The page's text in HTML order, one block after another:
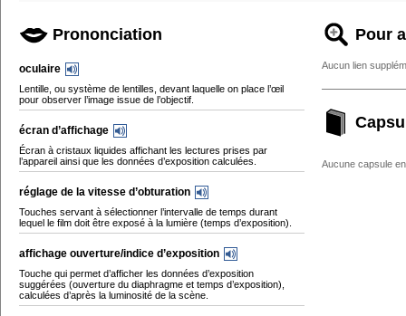
Prononciation
oculaire
Lentille, ou système de lentilles, devant laquelle on place l’œil
pour observer l’image issue de l’objectif.
écran d’affichage
Écran à cristaux liquides affichant les lectures prises par
l’appareil ainsi que les données d’exposition calculées.
réglage de la vitesse d’obturation
Touches servant à sélectionner l’intervalle de temps durant
lequel le film doit être exposé à la lumière (temps d’exposition).
affichage ouverture/indice d’exposition
Touche qui permet d’afficher les données d’exposition
suggérées (ouverture du diaphragme et temps d’exposition),
calculées d’après la luminosité de la scène.
Pour
Aucun lien
Aucune capsule